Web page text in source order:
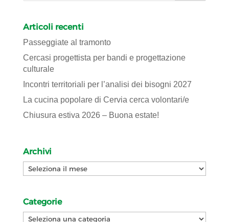
Articoli recenti
Passeggiate al tramonto
Cercasi progettista per bandi e progettazione
culturale
Incontri territoriali per l’analisi dei bisogni 2027
La cucina popolare di Cervia cerca volontari/e
Chiusura estiva 2026 – Buona estate!
Archivi
Archivi
Categorie
Categorie